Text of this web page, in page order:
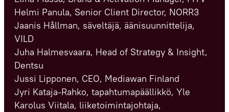
Helmi Panula, Senior Client Director, NORR3
Jaanis Hållman, säveltäjä, äänisuunnittelija,
VILD
Juha Halmesvaara, Head of Strategy & Insight,
Dentsu
Jussi Lipponen, CEO, Mediawan Finland
Jyri Kataja-Rahko, tapahtumapäällikkö, Yle
Karolus Viitala, liiketoimintajohtaja,